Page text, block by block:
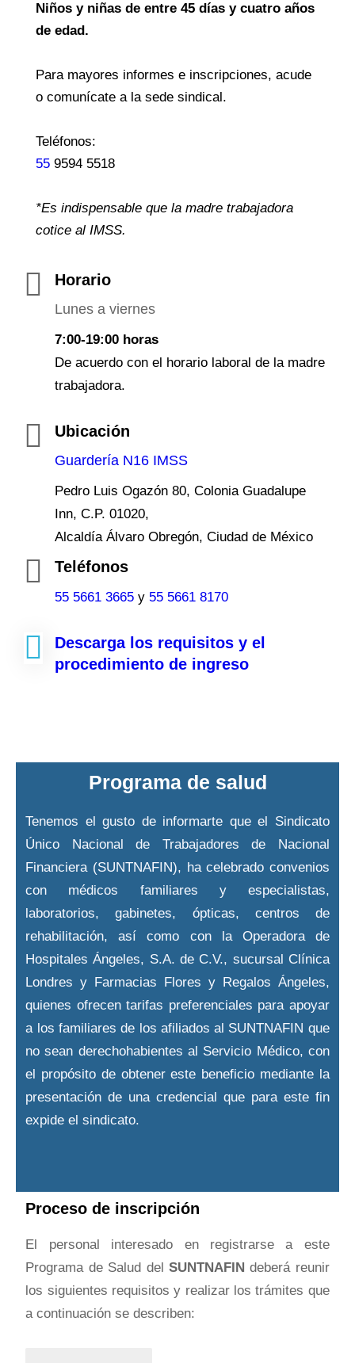
Niños y niñas de entre 45 días y cuatro años
de edad.
Para mayores informes e inscripciones, acude
o comunícate a la sede sindical.
Teléfonos:
55 9594 5518
*Es indispensable que la madre trabajadora
cotice al IMSS.
Horario
Lunes a viernes
7:00-19:00 horas
De acuerdo con el horario laboral de la madre
trabajadora.
Ubicación
Guardería N16 IMSS
Pedro Luis Ogazón 80, Colonia Guadalupe
Inn, C.P. 01020,
Alcaldía Álvaro Obregón, Ciudad de México
Teléfonos
55 5661 3665 y 55 5661 8170
Descarga los requisitos y el
procedimiento de ingreso
Programa de salud
Tenemos el gusto de informarte que el Sindicato
Único Nacional de Trabajadores de Nacional
Financiera (SUNTNAFIN), ha celebrado convenios
con médicos familiares y especialistas,
laboratorios, gabinetes, ópticas, centros de
rehabilitación, así como con la Operadora de
Hospitales Ángeles, S.A. de C.V., sucursal Clínica
Londres y Farmacias Flores y Regalos Ángeles,
quienes ofrecen tarifas preferenciales para apoyar
a los familiares de los afiliados al SUNTNAFIN que
no sean derechohabientes al Servicio Médico, con
el propósito de obtener este beneficio mediante la
presentación de una credencial que para este fin
expide el sindicato.
Proceso de inscripción
El personal interesado en registrarse a este
Programa de Salud del SUNTNAFIN deberá reunir
los siguientes requisitos y realizar los trámites que
a continuación se describen: